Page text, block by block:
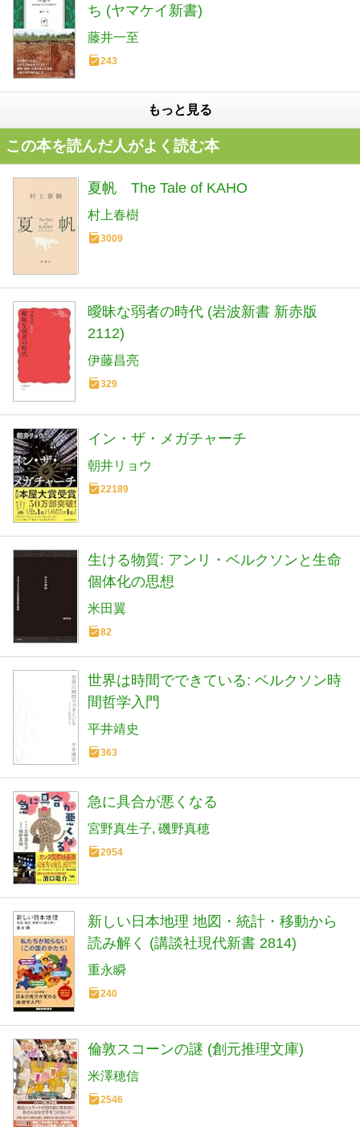
ち (ヤマケイ新書)
藤井一至
243
もっと見る
この本を読んだ人がよく読む本
夏帆 The Tale of KAHO
村上春樹
3009
曖昧な弱者の時代 (岩波新書 新赤版
2112)
伊藤昌亮
329
イン・ザ・メガチャーチ
朝井リョウ
22189
生ける物質: アンリ・ベルクソンと生命
個体化の思想
米田翼
82
世界は時間でできている: ベルクソン時
間哲学入門
平井靖史
363
急に具合が悪くなる
宮野真生子 磯野真穂
2954
新しい日本地理 地図・統計・移動から
読み解く (講談社現代新書 2814)
重永瞬
240
倫敦スコーンの謎 (創元推理文庫)
米澤穂信
2546